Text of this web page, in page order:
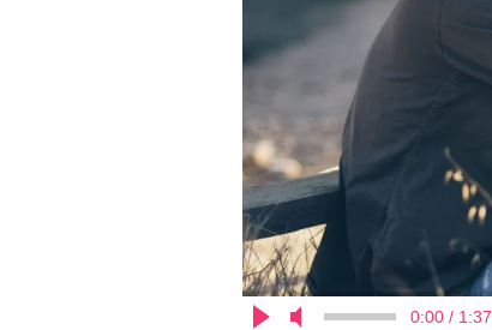
0:00 / 1:37